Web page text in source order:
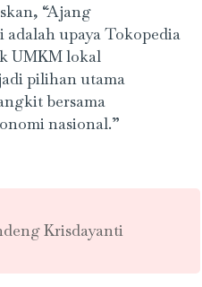
“Ajang
upaya Tokopedia
UMKM lokal
pilihan utama
bersama
nasional.”
Krisdayanti